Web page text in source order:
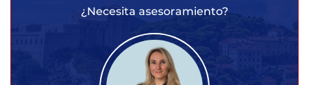
¿Necesita asesoramiento?